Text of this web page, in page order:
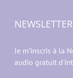
NEWSLETTER
Je m’inscris à la
audio gratuit